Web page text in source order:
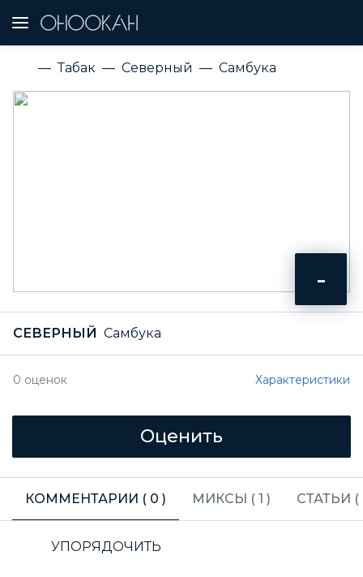
Табак Северный Самбука
-
СЕВЕРНЫЙ Самбука
0 оценок Характеристики
КОММЕНТАРИИ ( 0 ) МИКСЫ ( 1 ) СТАТЬИ (
УПОРЯДОЧИТЬ